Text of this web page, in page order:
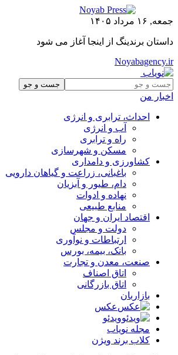
جمعه, ۱۶ مرداد ۱۴۰۵
داستان برندینگ از اینجا آغاز می شود
Noyabagency.ir
اخبار من
احداث، ترابری و انرژی
آب و انرژی
راه و ترابری
مسکن و شهرسازی
کشاورزی و دامداری
باغبانی، زراعت و گیاهان دارویی
دام، طیور و آبزیان
نهاده و ادوات
منابع طبیعی
اقتصاد ایران و جهان
دولت و مجلس
ارتباطات و نوآوری
بانک، بیمه، بورس
صنعت، معدن و تجارت
اتاق اصناف
اتاق بازرگانی
بازاربان
عکس
ویدئو
مجله نویاب
کلاب برند ویژن